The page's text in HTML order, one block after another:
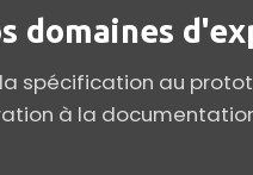
domaines
spécification au
à la